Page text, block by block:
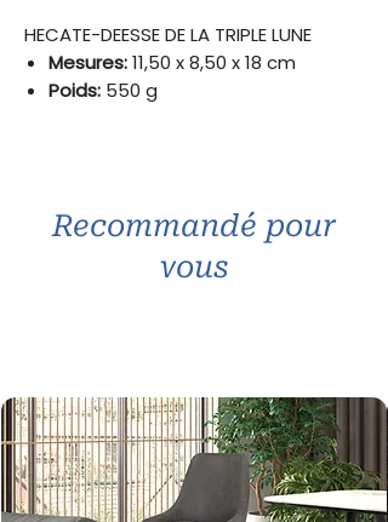
HECATE-DEESSE DE LA TRIPLE LUNE
Mesures:11,50 x 8,50 x 18 cm
Poids: 550 g
Recommandé pour
vous